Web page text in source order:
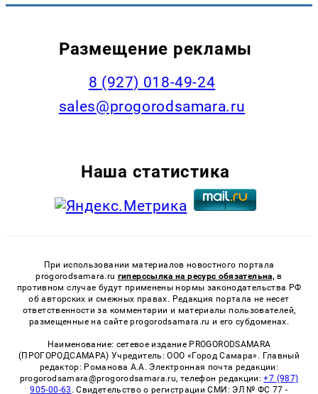
Размещение рекламы
8 (927) 018-49-24
sales@progorodsamara.ru
Наша статистика
При использовании материалов новостного портала
progorodsamara.ru гиперссылка на ресурс обязательна, в
противном случае будут применены нормы законодательства РФ
об авторских и смежных правах. Редакция портала не несет
ответственности за комментарии и материалы пользователей,
размещенные на сайте progorodsamara.ru и его субдоменах.
Наименование: сетевое издание PROGORODSAMARA
(ПРОГОРОДСАМАРА) Учредитель: ООО «Город Самара». Главный
редактор: Романова А.А. Электронная почта редакции:
progorodsamara@progorodsamara.ru, телефон редакции:+7 (987)
905-00-63 . Свидетельство о регистрации СМИ: ЭЛ № ФС 77 -